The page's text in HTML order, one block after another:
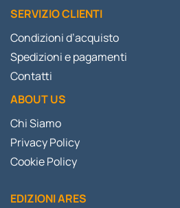
SERVIZIO CLIENTI
Condizioni d’acquisto
Spedizioni e pagamenti
Contatti
ABOUT US
Chi Siamo
Privacy Policy
Cookie Policy
EDIZIONI ARES